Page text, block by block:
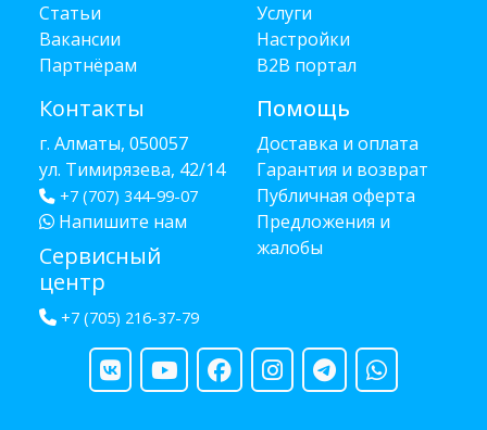
Статьи
Вакансии
Партнёрам
Контакты
г. Алматы, 050057
ул. Тимирязева, 42/14
+7 (707) 344-99-07
Напишите нам
Сервисный
центр
+7 (705) 216-37-79
Услуги
Настройки
B2B портал
Помощь
Доставка и оплата
Гарантия и возврат
Публичная оферта
Предложения и
жалобы